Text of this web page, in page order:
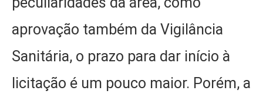
aprovação também da Vigilância
Sanitária, o prazo para dar início à
licitação é um pouco maior. Porém, a